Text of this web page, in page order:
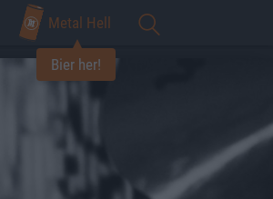
Metal Hell
Bier her!